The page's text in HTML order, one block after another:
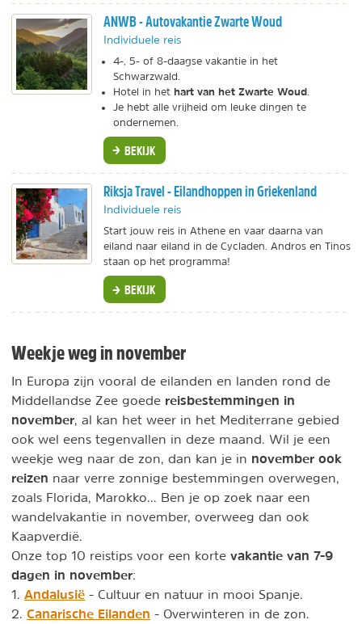
ANWB - Autovakantie Zwarte Woud
Individuele reis
4-, 5- of 8-daagse vakantie in het
Schwarzwald.
Hotel in het hart van het Zwarte Woud
Je hebt alle vrijheid om leuke dingen te
ondernemen.
BEKIJK
Riksja Travel - Eilandhoppen in Griekenland
Individuele reis
Start jouw reis in Athene en vaar daarna van
eiland naar eiland in de Cycladen. Andros en Tinos
staan op het programma!
BEKIJK
Weekje weg in november
In Europa zijn vooral de eilanden en landen rond de
Middellandse Zee goede reisbestemmingen in
november , al kan het weer in het Mediterrane gebied
ook wel eens tegenvallen in deze maand. Wil je een
weekje weg naar de zon, dan kan je in november ook
reizen naar verre zonnige bestemmingen overwegen,
zoals Florida, Marokko... Ben je op zoek naar een
wandelvakantie in november, overweeg dan ook
Kaapverdië.
Onze top 10 reistips voor een korte vakantie van 7-9
dagen in november:
1. Andalusië - Cultuur en natuur in mooi Spanje.
2. Canarische Eilanden - Overwinteren in de zon.